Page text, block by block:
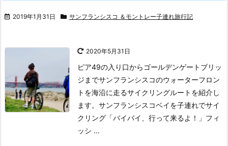
2019年1月31日 サンフランシスコ ＆モントレー子連れ旅行記
2020年5月31日
ピア49の入り口からゴールデンゲートブリッ
ジまでサンフランシスコのウォーターフロン
トを海沿に走るサイクリングルートを紹介し
ます。 サンフランシスコベイを子連れでサイ
クリング 「バイバイ、行って来るよ！」 フィ
ッシ ...